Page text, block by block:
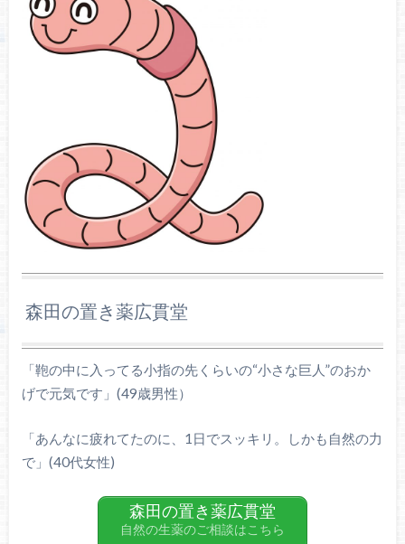
森田の置き薬広貫堂
「鞄の中に入ってる小指の先くらいの“小さな巨人”のおか
げで元気です」(49歳男性）
「あんなに疲れてたのに、1日でスッキリ。しかも自然の力
で」(40代女性)
森田の置き薬広貫堂
自然の生薬のご相談はこちら